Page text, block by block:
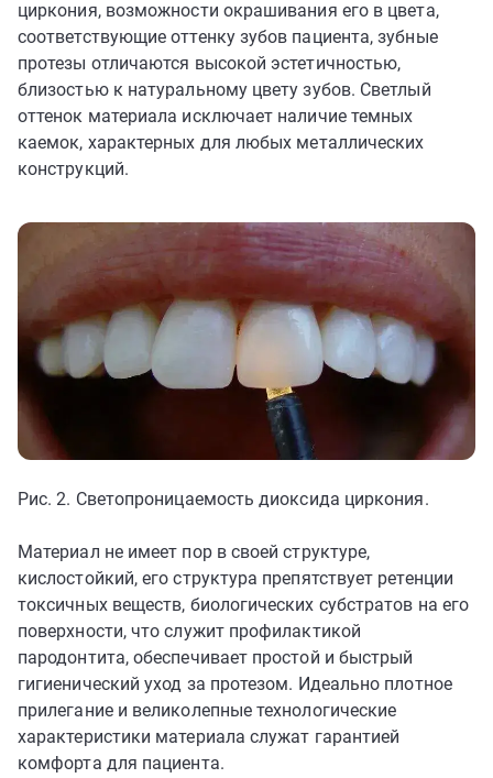
циркония, возможности окрашивания его в цвета,
соответствующие оттенку зубов пациента, зубные
протезы отличаются высокой эстетичностью,
близостью к натуральному цвету зубов. Светлый
оттенок материала исключает наличие темных
каемок, характерных для любых металлических
конструкций.
Рис. 2. Светопроницаемость диоксида циркония.
Материал не имеет пор в своей структуре,
кислостойкий, его структура препятствует ретенции
токсичных веществ, биологических субстратов на его
поверхности, что служит профилактикой
пародонтита, обеспечивает простой и быстрый
гигиенический уход за протезом. Идеально плотное
прилегание и великолепные технологические
характеристики материала служат гарантией
комфорта для пациента.